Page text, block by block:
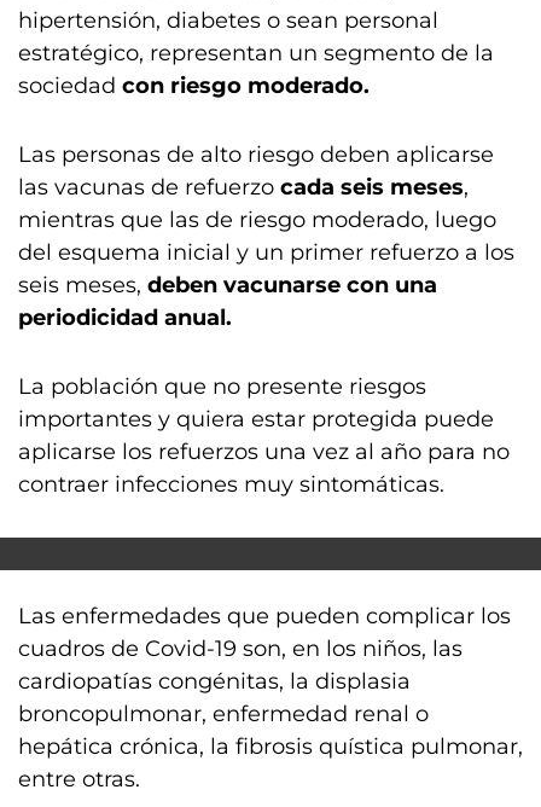
hipertensión, diabetes o sean personal
estratégico, representan un segmento de la
sociedad con riesgo moderado.
Las personas de alto riesgo deben aplicarse
las vacunas de refuerzo cada seis meses,
mientras que las de riesgo moderado, luego
del esquema inicial y un primer refuerzo a los
seis meses, deben vacunarse con una
periodicidad anual.
La población que no presente riesgos
importantes y quiera estar protegida puede
aplicarse los refuerzos una vez al año para no
contraer infecciones muy sintomáticas.
Las enfermedades que pueden complicar los
cuadros de Covid-19 son, en los niños, las
cardiopatías congénitas, la displasia
broncopulmonar, enfermedad renal o
hepática crónica, la fibrosis quística pulmonar,
entre otras.